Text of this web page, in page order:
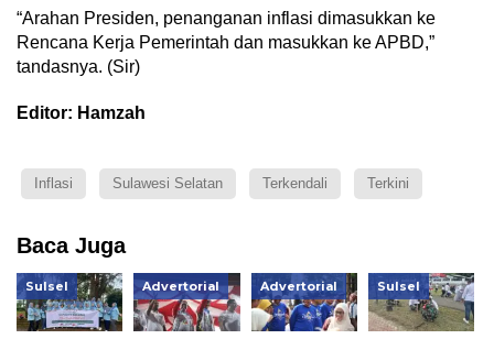
“Arahan Presiden, penanganan inflasi dimasukkan ke
Rencana Kerja Pemerintah dan masukkan ke APBD,”
tandasnya. (Sir)
Editor: Hamzah
Inflasi Sulawesi Selatan Terkendali Terkini
Baca Juga
Sulsel Advertorial Advertorial Sulsel